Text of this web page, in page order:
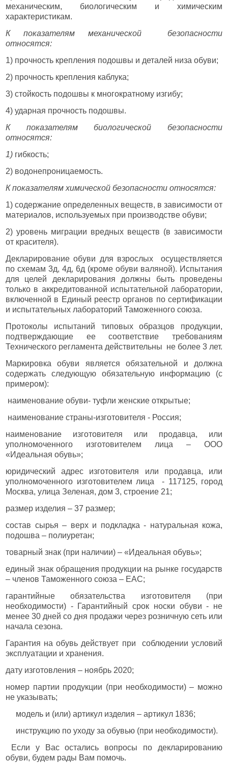
механическим, биологическим и химическим
характеристикам.
К показателям механической безопасности
относятся:
1) прочность крепления подошвы и деталей низа обуви;
2) прочность крепления каблука;
3) стойкость подошвы к многократному изгибу;
4) ударная прочность подошвы.
К показателям биологической безопасности
относятся:
1) гибкость;
2) водонепроницаемость.
К показателям химической безопасности относятся:
1) содержание определенных веществ, в зависимости от
материалов, используемых при производстве обуви;
2) уровень миграции вредных веществ (в зависимости
от красителя).
Декларирование обуви для взрослых осуществляется
по схемам 3д, 4д, 6д (кроме обуви валяной). Испытания
для целей декларирования должны быть проведены
только в аккредитованной испытательной лаборатории,
включенной в Единый реестр органов по сертификации
и испытательных лабораторий Таможенного союза.
Протоколы испытаний типовых образцов продукции,
подтверждающие ее соответствие требованиям
Технического регламента действительны не более 3 лет.
Маркировка обуви является обязательной и должна
содержать следующую обязательную информацию (с
примером):
наименование обуви- туфли женские открытые;
наименование страны-изготовителя - Россия;
наименование изготовителя или продавца, или
уполномоченного изготовителем лица – ООО
«Идеальная обувь»;
юридический адрес изготовителя или продавца, или
уполномоченного изготовителем лица - 117125, город
Москва, улица Зеленая, дом 3, строение 21;
размер изделия – 37 размер;
состав сырья – верх и подкладка - натуральная кожа,
подошва – полиуретан;
товарный знак (при наличии) – «Идеальная обувь»;
единый знак обращения продукции на рынке государств
– членов Таможенного союза – EAC;
гарантийные обязательства изготовителя (при
необходимости) - Гарантийный срок носки обуви - не
менее 30 дней со дня продажи через розничную сеть или
начала сезона.
Гарантия на обувь действует при соблюдении условий
эксплуатации и хранения.
дату изготовления – ноябрь 2020;
номер партии продукции (при необходимости) – можно
не указывать;
модель и (или) артикул изделия – артикул 1836;
инструкцию по уходу за обувью (при необходимости).
Если у Вас остались вопросы по декларированию
обуви, будем рады Вам помочь.